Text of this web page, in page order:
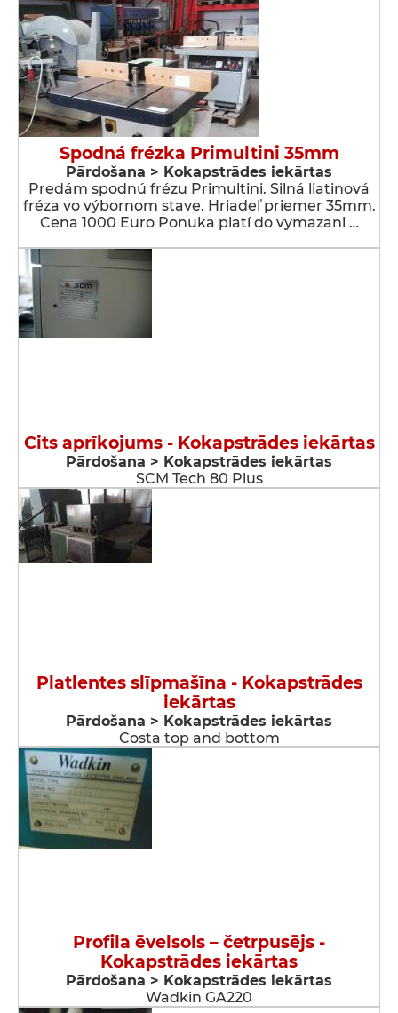
Spodná frézka Primultini 35mm
Pārdošana > Kokapstrādes iekārtas
Predám spodnú frézu Primultini. Silná liatinová
fréza vo výbornom stave. Hriadeľ priemer 35mm.
Cena 1000 Euro Ponuka platí do vymazani …
Cits aprīkojums - Kokapstrādes iekārtas
Pārdošana > Kokapstrādes iekārtas
SCM Tech 80 Plus
Platlentes slīpmašīna - Kokapstrādes
iekārtas
Pārdošana > Kokapstrādes iekārtas
Costa top and bottom
Profila ēvelsols – četrpusējs -
Kokapstrādes iekārtas
Pārdošana > Kokapstrādes iekārtas
Wadkin GA220